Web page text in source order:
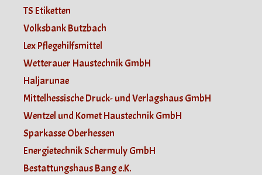
TS Etiketten
Volksbank Butzbach
Lex Pflegehilfsmittel
Wetterauer Haustechnik GmbH
Haljarunae
Mittelhessische Druck- und Verlagshaus GmbH
Wentzel und Komet Haustechnik GmbH
Sparkasse Oberhessen
Energietechnik Schermuly GmbH
Bestattungshaus Bang e.K.